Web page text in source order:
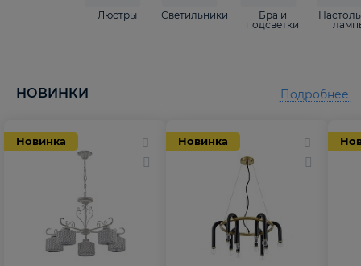
Люстры Светильники
Бра и
подсветки
НОВИНКИ
Новинка Новинка
Подробнее